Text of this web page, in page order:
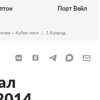
Порт Вейл
— Кубок лиги 1-й раунд